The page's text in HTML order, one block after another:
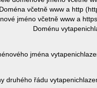
Doména včetně www a http
jméno včetně www a
Doménu
jména
druhého řádu